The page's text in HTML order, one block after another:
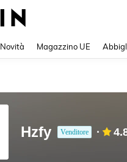
Novità Magazzino UE
Hzfy Venditore